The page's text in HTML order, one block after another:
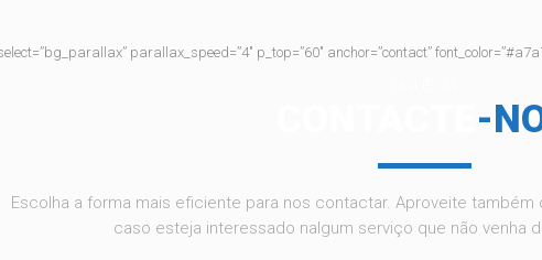
parallax_speed=”4″ p_top=”60″ anchor=”contact”
-
Escolha a forma mais eficiente para nos contactar. Aproveite
caso esteja interessado nalgum serviço que não venha